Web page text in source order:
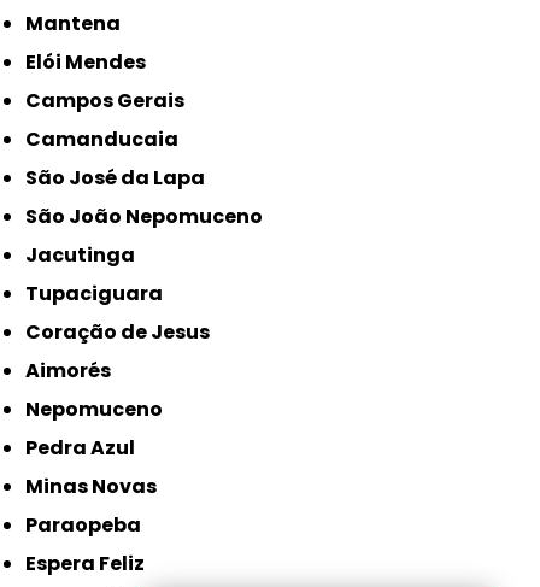
Mantena
Elói Mendes
Campos Gerais
Camanducaia
São José da Lapa
São João Nepomuceno
Jacutinga
Tupaciguara
Coração de Jesus
Aimorés
Nepomuceno
Pedra Azul
Minas Novas
Paraopeba
Espera Feliz